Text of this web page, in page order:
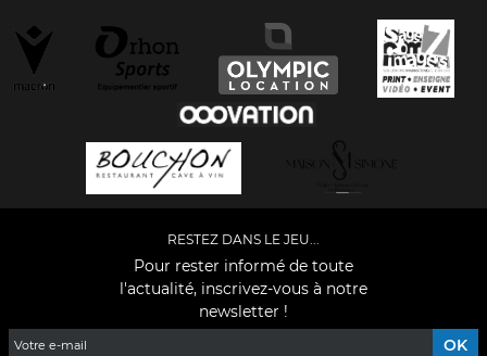
RESTEZ DANS LE JEU...
Pour rester informé de toute
l'actualité, inscrivez-vous à notre
newsletter !